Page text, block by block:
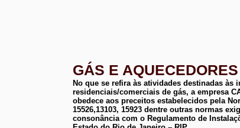
GÁS E AQUECEDORES
No que se refira às atividades destinadas às
residenciais/comerciais de gás, a empresa
obedece aos preceitos estabelecidos pela
15526,13103, 15923 dentre outras normas
consonância com o Regulamento de